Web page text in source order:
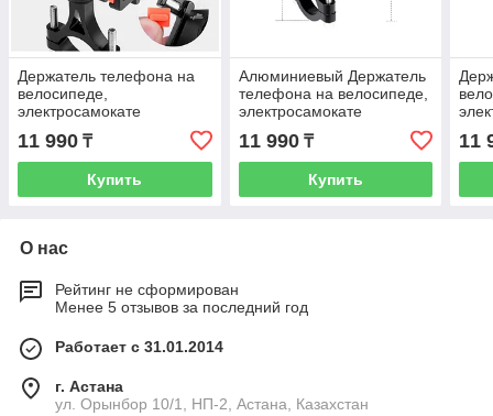
Держатель телефона на
велосипеде,
электросамокате
Рассрочка. Kaspi RED
11 990 ₸
Купить
Алюминиевый Держатель
телефона на велосипеде,
электросамокате
Kaspi RED
11 990₸
Купить
11
О нас
Рейтинг не сформирован
Менее 5 отзывов за последний год
Работает с 31.01.2014
г. Астана
ул. Орынбор 10/1, НП-2, Астана, Казахстан